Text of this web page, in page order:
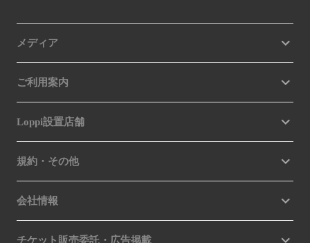
メディア
ご利用案内
Loppi設置店舗
規約・その他
会社情報
チケット販売委託・広告掲載